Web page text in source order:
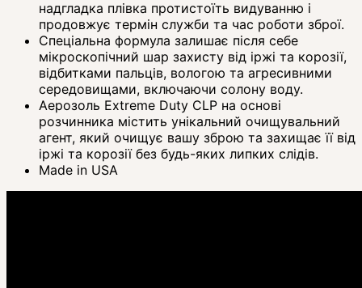
надгладка плівка протистоїть видуванню і
продовжує термін служби та час роботи зброї.
Спеціальна формула залишає після себе
мікроскопічний шар захисту від іржі та корозії,
відбитками пальців, вологою та агресивними
середовищами, включаючи солону воду.
Аерозоль Extreme Duty CLP на основі
розчинника містить унікальний очищувальний
агент, який очищує вашу зброю та захищає її від
іржі та корозії без будь-яких липких слідів.
Made in USA